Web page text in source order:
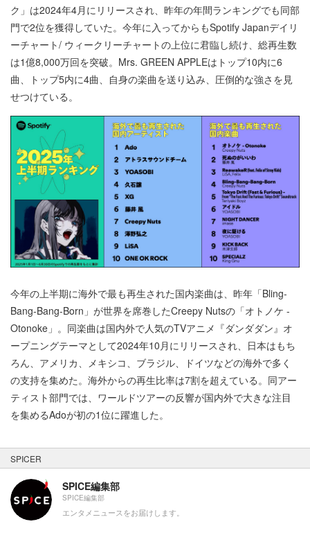
ク」は2024年4月にリリースされ、昨年の年間ランキングでも同部
門で2位を獲得していた。今年に入ってからもSpotify Japanデイリ
ーチャート/ ウィークリーチャートの上位に君臨し続け、総再生数
は1億8,000万回を突破。Mrs. GREEN APPLEはトップ10内に6
曲、トップ5内に4曲、自身の楽曲を送り込み、圧倒的な強さを見
せつけている。
今年の上半期に海外で最も再生された国内楽曲は、昨年「Bling-
Bang-Bang-Born」が世界を席巻したCreepy Nutsの「オトノケ -
Otonoke」。同楽曲は国内外で人気のTVアニメ『ダンダダン』オ
ープニングテーマとして2024年10月にリリースされ、日本はもち
ろん、アメリカ、メキシコ、ブラジル、ドイツなどの海外で多く
の支持を集めた。海外からの再生比率は7割を超えている。同アー
ティスト部門では、ワールドツアーの反響が国内外で大きな注目
を集めるAdoが初の1位に躍進した。
SPICER
SPICE編集部
SPICE編集部
エンタメニュースをお届けします。